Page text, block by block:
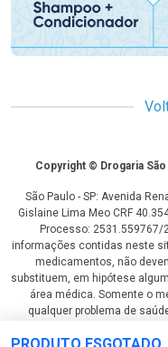
CopyrightCopyright © Drogaria
São Paulo - SP: Avenida
Gislaine Lima Meo CRF
Processo: 2531.559767/
informações contidas neste
medicamentos, não
substituem, em hipótese
área médica. Somente o
qualquer problema de
fotos contidas em nosso